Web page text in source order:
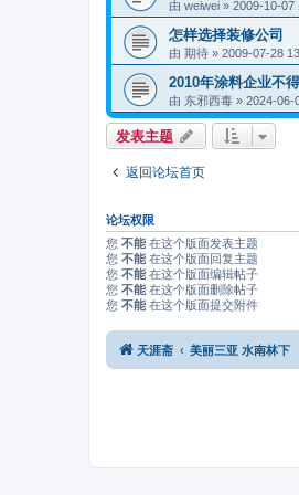
由 weiwei » 2009-10-07
怎样选择装修公司
由 期待 » 2009-07-28
2010年涂料企业不
由 东邪西毒 » 2024-06-
发表主题
返回论坛首页
论坛权限
您 不能 在这个版面发表主题
您 不能 在这个版面回复主题
您 不能 在这个版面编辑帖子
您 不能 在这个版面删除帖子
您 不能 在这个版面提交附件
天涯斋 美丽三亚 水南林下